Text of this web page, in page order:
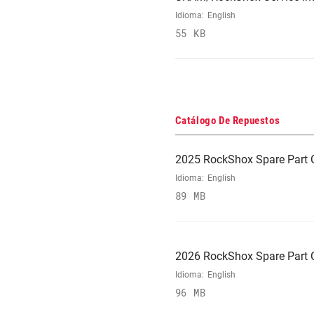
Idioma: English
55 KB
Catálogo De Repuestos
2025 RockShox Spare Part
Idioma: English
89 MB
2026 RockShox Spare Part
Idioma: English
96 MB